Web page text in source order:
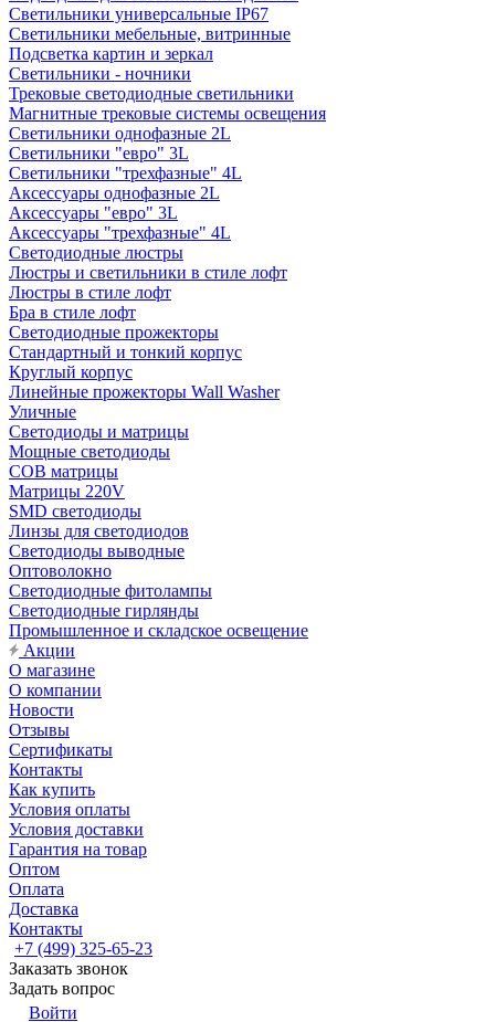
Светильники универсальные IP67
Светильники мебельные, витринные
Подсветка картин и зеркал
Светильники - ночники
Трековые светодиодные светильники
Магнитные трековые системы освещения
Светильники однофазные 2L
Светильники "евро" 3L
Светильники "трехфазные" 4L
Аксессуары однофазные 2L
Аксессуары "евро" 3L
Аксессуары "трехфазные" 4L
Светодиодные люстры
Люстры и светильники в стиле лофт
Люстры в стиле лофт
Бра в стиле лофт
Светодиодные прожекторы
Стандартный и тонкий корпус
Круглый корпус
Линейные прожекторы Wall Washer
Уличные
Светодиоды и матрицы
Мощные светодиоды
COB матрицы
Матрицы 220V
SMD светодиоды
Линзы для светодиодов
Светодиоды выводные
Оптоволокно
Светодиодные фитолампы
Светодиодные гирлянды
Промышленное и складское освещение
Акции
О магазине
О компании
Новости
Отзывы
Сертификаты
Контакты
Как купить
Условия оплаты
Условия доставки
Гарантия на товар
Оптом
Оплата
Доставка
Контакты
+7 (499) 325-65-23
Заказать звонок
Задать вопрос
Войти